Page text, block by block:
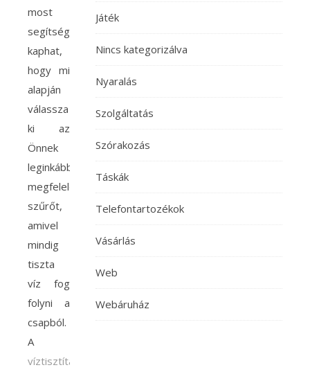
most
segítséget
kaphat,
hogy mi
alapján
válassza
ki az
Önnek
leginkább
megfelelő
szűrőt,
amivel
mindig
tiszta
víz fog
folyni a
csapból.
A
víztisztítás
Játék
Nincs kategorizálva
Nyaralás
Szolgáltatás
Szórakozás
Táskák
Telefontartozékok
Vásárlás
Web
Webáruház